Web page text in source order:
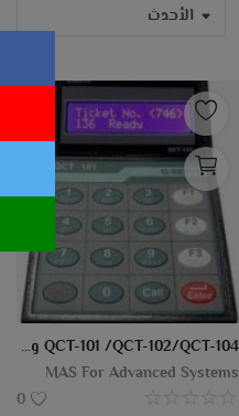
QCT-101 /QCT-102/QCT-104 وحده طلب الخدمه
MAS For Advanced Systems
0